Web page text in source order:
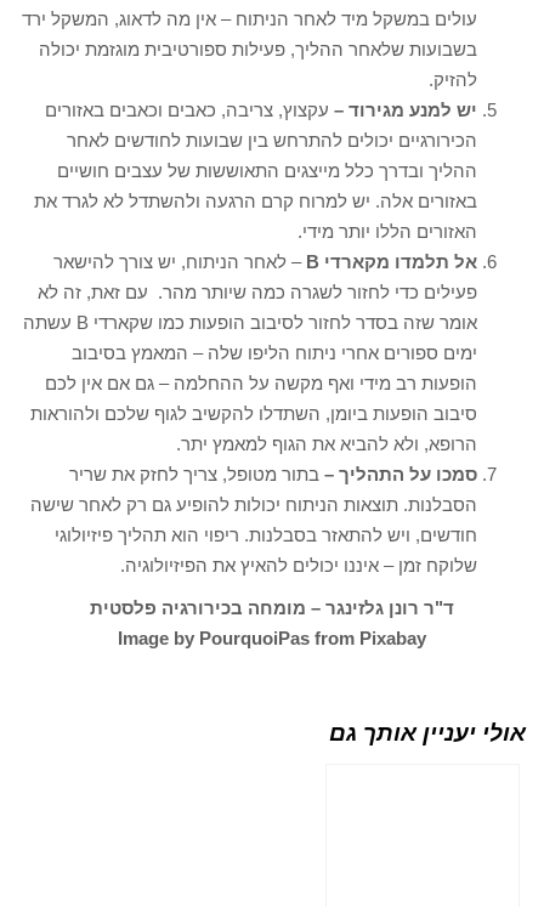
עולים במשקל מיד לאחר הניתוח – אין מה לדאוג, המשקל ירד
בשבועות שלאחר ההליך, פעילות ספורטיבית מוגזמת יכולה
להזיק.
יש למנע מגירוד – עקצוץ, צריבה, כאבים וכאבים באזורים
הכירורגיים יכולים להתרחש בין שבועות לחודשים לאחר
ההליך ובדרך כלל מייצגים התאוששות של עצבים חושיים
באזורים אלה. יש למרוח קרם הרגעה ולהשתדל לא לגרד את
האזורים הללו יותר מידי.
אל תלמדו מקארדי B
– לאחר הניתוח, יש צורך להישאר
פעילים כדי לחזור לשגרה כמה שיותר מהר. עם זאת, זה לא
אומר שזה בסדר לחזור לסיבוב הופעות כמו שקארדי B עשתה
ימים ספורים אחרי ניתוח הליפו שלה – המאמץ בסיבוב
הופעות רב מידי ואף מקשה על ההחלמה – גם אם אין לכם
סיבוב הופעות ביומן, השתדלו להקשיב לגוף שלכם ולהוראות
הרופא, ולא להביא את הגוף למאמץ יתר.
סמכו על התהליך – בתור מטופל, צריך לחזק את שריר
הסבלנות. תוצאות הניתוח יכולות להופיע גם רק לאחר שישה
חודשים, ויש להתאזר בסבלנות. ריפוי הוא תהליך פיזיולוגי
שלוקח זמן – איננו יכולים להאיץ את הפיזיולוגיה.
ד"ר רונן גלזינגר – מומחה בכירורגיה פלסטית
Image by PourquoiPas from Pixabay
אולי יעניין אותך גם